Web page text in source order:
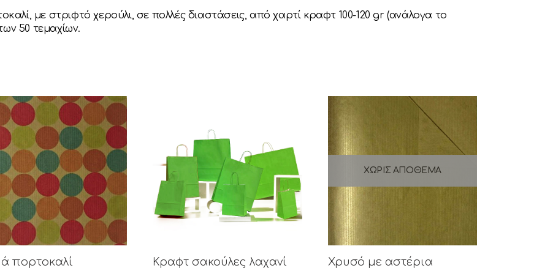
με στριφτό χερούλι, σε πολλές διαστάσεις, από χαρτί κραφτ 100-120 gr (ανάλογα το
50 τεμαχίων.
πορτοκαλί Κραφτ σακούλες λαχανί
ΧΩΡΊΣ ΑΠΌΘΕΜΑ
Χρυσό με αστέρια